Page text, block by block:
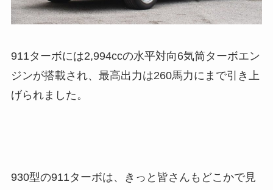
911ターボには2,994ccの水平対向6気筒ターボエン
ジンが搭載され、最高出力は260馬力にまで引き上
げられました。
930型の911ターボは、きっと皆さんもどこかで見